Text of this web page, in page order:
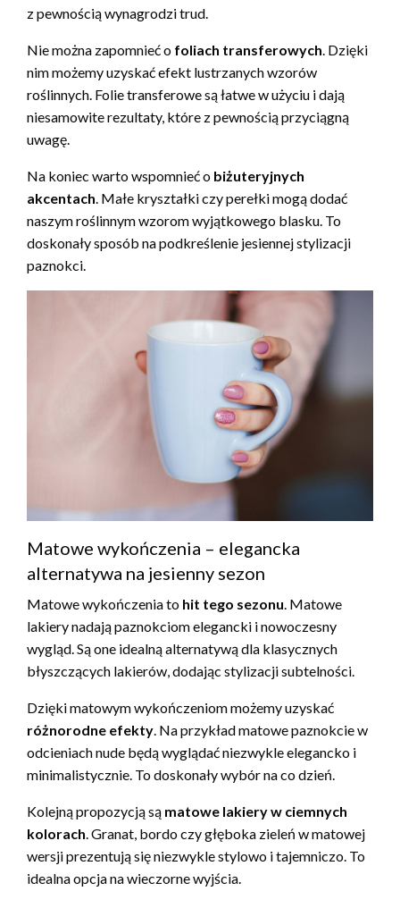
z pewnością wynagrodzi trud.
Nie można zapomnieć o foliach transferowych . Dzięki
nim możemy uzyskać efekt lustrzanych wzorów
roślinnych. Folie transferowe są łatwe w użyciu i dają
niesamowite rezultaty, które z pewnością przyciągną
uwagę.
Na koniec warto wspomnieć o biżuteryjnych
akcentach . Małe kryształki czy perełki mogą dodać
naszym roślinnym wzorom wyjątkowego blasku. To
doskonały sposób na podkreślenie jesiennej stylizacji
paznokci.
Matowe wykończenia – elegancka
alternatywa na jesienny sezon
Matowe wykończenia to hit tego sezonu. Matowe
lakiery nadają paznokciom elegancki i nowoczesny
wygląd. Są one idealną alternatywą dla klasycznych
błyszczących lakierów, dodając stylizacji subtelności.
Dzięki matowym wykończeniom możemy uzyskać
różnorodne efekty. Na przykład matowe paznokcie w
odcieniach nude będą wyglądać niezwykle elegancko i
minimalistycznie. To doskonały wybór na co dzień.
Kolejną propozycją są matowe lakiery w ciemnych
kolorach. Granat, bordo czy głęboka zieleń w matowej
wersji prezentują się niezwykle stylowo i tajemniczo. To
idealna opcja na wieczorne wyjścia.